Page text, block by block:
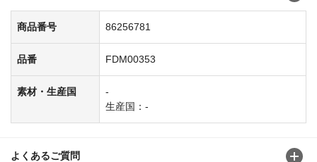
商品番号 86256781
品番 FDM00353
素材・生産国
-
生産国：-
よくあるご質問